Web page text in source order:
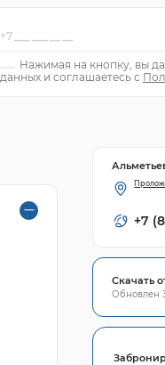
Нажимая на кнопку, вы
данных и соглашаетесь с
+7
Скачать
Обновлен